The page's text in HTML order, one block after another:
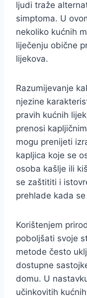
ljudi traže
simptoma. U
nekoliko kućnih
liječenju obične
lijekova.
Razumijevanje
njezine
pravih kućnih
prenosi
mogu prenijeti
kapljica koje se
osoba kašlje ili
se zaštititi i
prehlade kada
Korištenjem
poboljšati svoje
metode često
dostupne
domu. U
učinkovitih